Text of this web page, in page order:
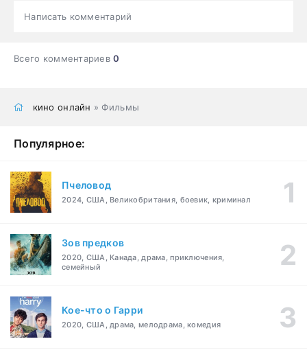
Написать комментарий
Всего комментариев0
кино онлайн » Фильмы
Популярное:
Пчеловод
2024, США, Великобритания, боевик, криминал
Зов предков
2020, США, Канада, драма, приключения,
семейный
Кое-что о Гарри
2020, США, драма, мелодрама, комедия